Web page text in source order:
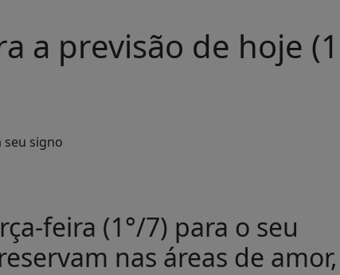
a previsão de hoje
feira (1°/7) para o seu
nas áreas de amor,